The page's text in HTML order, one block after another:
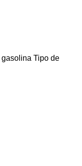
gasolina Tipo de